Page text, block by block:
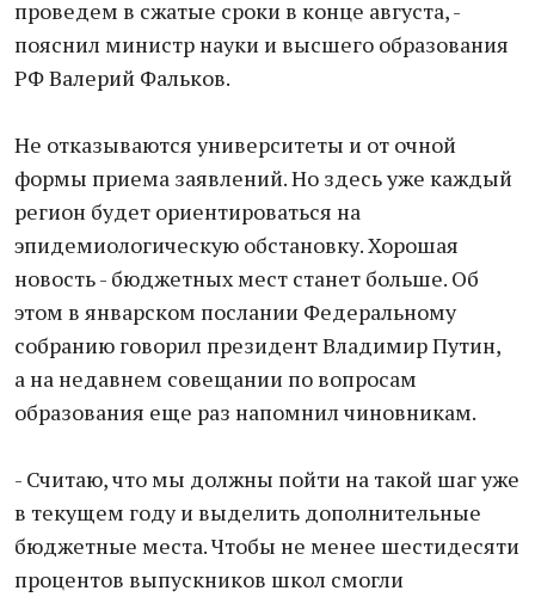
проведем в сжатые сроки в конце августа, -
пояснил министр науки и высшего образования
РФ Валерий Фальков.
Не отказываются университеты и от очной
формы приема заявлений. Но здесь уже каждый
регион будет ориентироваться на
эпидемиологическую обстановку. Хорошая
новость - бюджетных мест станет больше. Об
этом в январском послании Федеральному
собранию говорил президент Владимир Путин,
а на недавнем совещании по вопросам
образования еще раз напомнил чиновникам.
- Считаю, что мы должны пойти на такой шаг уже
в текущем году и выделить дополнительные
бюджетные места. Чтобы не менее шестидесяти
процентов выпускников школ смогли